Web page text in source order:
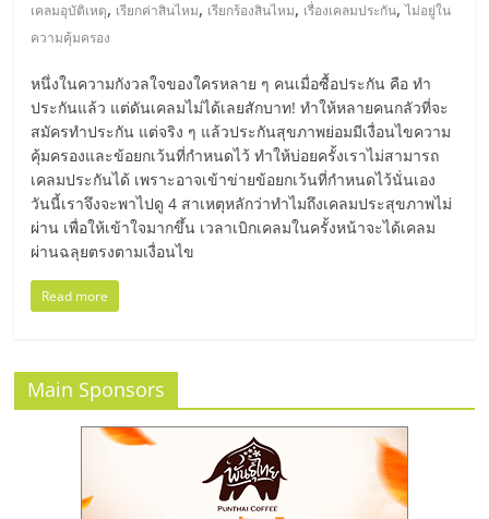
บ้าน
ลงทุน
น้อย
คืน
ทุน
ไว,
ที่
ปรึกษา
การ
เคลมอุบัติเหตุ, เรียกค่าสินไหม, เรียกร้องสินไหม, เรื่องเคลมประกัน,ไม่อยู่ใน
ความคุ้มครอง
หนึ่งในความกังวลใจของใครหลาย ๆ คนเมื่อซื้อประกัน คือ ทำ
ประกันแล้ว แต่ดันเคลมไม่ได้เลยสักบาท! ทำให้หลายคนกลัวที่จะ
สมัครทำประกัน แต่จริง ๆ แล้วประกันสุขภาพย่อมมีเงื่อนไขความ
คุ้มครองและข้อยกเว้นที่กำหนดไว้ ทำให้บ่อยครั้งเราไม่สามารถ
เคลมประกันได้ เพราะอาจเข้าข่ายข้อยกเว้นที่กำหนดไว้นั่นเอง
วันนี้เราจึงจะพาไปดู 4 สาเหตุหลักว่าทำไมถึงเคลมประสุขภาพไม่
ผ่าน เพื่อให้เข้าใจมากขึ้น เวลาเบิกเคลมในครั้งหน้าจะได้เคลม
ผ่านฉลุยตรงตามเงื่อนไข
Read more
Main Sponsors